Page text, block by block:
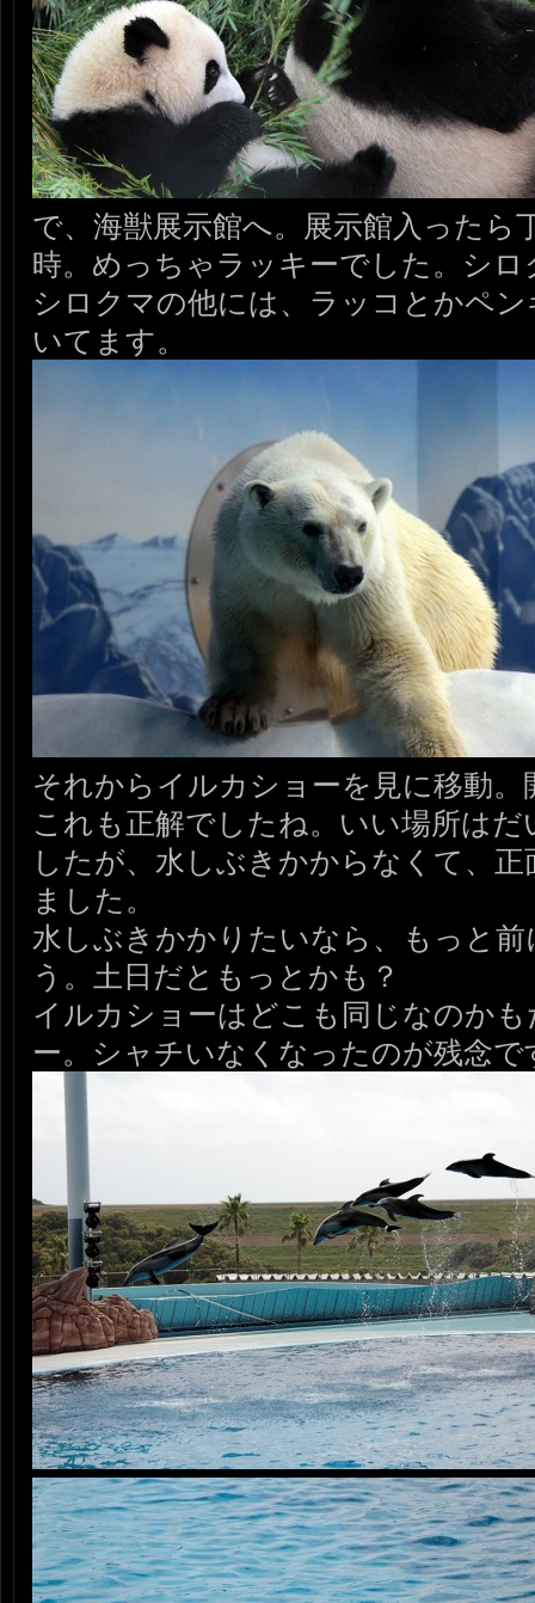
で、海獣展示館へ。展示館入ったら
時。めっちゃラッキーでした。シロ
シロクマの他には、ラッコとかペ
いてます。
それからイルカショーを見に移動
これも正解でしたね。いい場所は
したが、水しぶきかからなくて、
ました。
水しぶきかかりたいなら、もっと
う。土日だともっとかも？
イルカショーはどこも同じなのか
ー。シャチいなくなったのが残念で